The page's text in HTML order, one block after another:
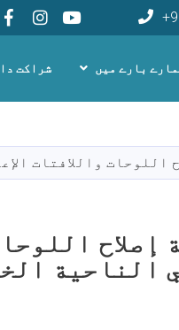
Youtube
بارے میں شراکت
اللوحات واللافتات
إصلاح
الناحية